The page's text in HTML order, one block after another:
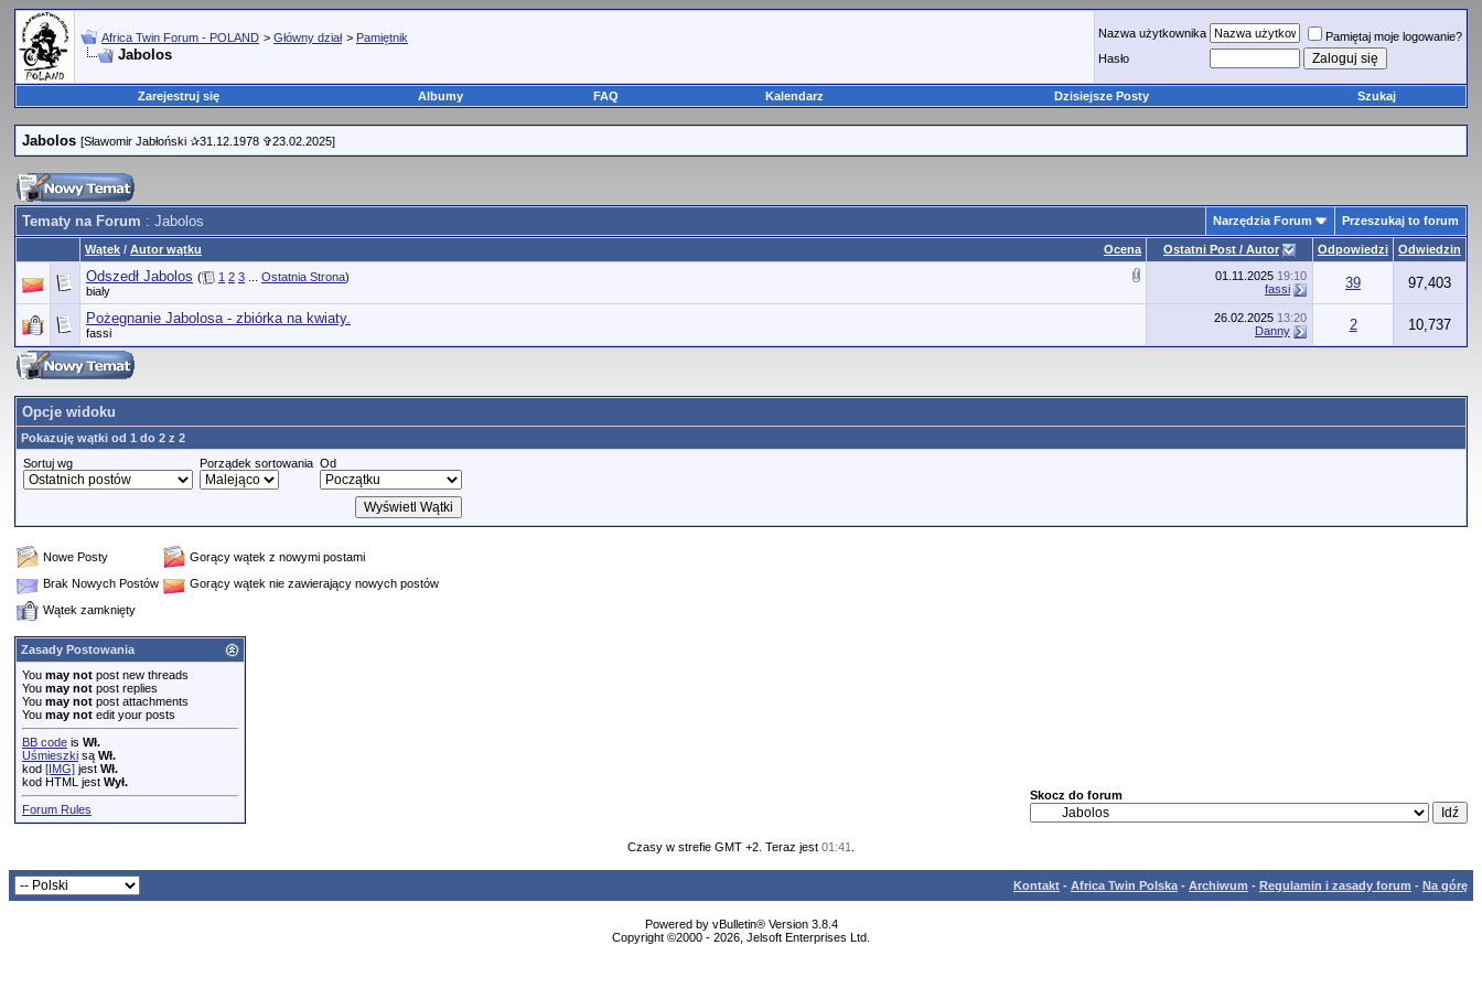
Africa Twin Forum - POLAND > Główny dział > Pamiętnik
Jabolos
Nazwa użytkownika
Pamiętaj moje logowanie?
Hasło
Zarejestruj się Albumy FAQ Kalendarz Dzisiejsze Posty Szukaj
Jabolos [Sławomir Jabłoński ✰31.12.1978 ✞23.02.2025]
Tematy na Forum : Jabolos Narzędzia Forum Przeszukaj to forum
Ocena
Wątek / Autor wątku Ostatni Post / Autor Odpowiedzi Odwiedzin
Odszedł Jabolos ( 1 2 3 Ostatnia Strona)
bialy
01.11.2025 19:10
fassi
39 97,403
Pożegnanie Jabolosa - zbiórka na kwiaty.
fassi
26.02.2025 13:20
Danny
2 10,737
Opcje widoku
Pokazuję wątki od 1 do 2 z 2
Sortuj wg
Porządek sortowania Od
Nowe Posty
Gorący wątek z nowymi postami
Brak Nowych Postów
Gorący wątek nie zawierający nowych postów
Wątek zamknięty
Zasady Postowania
You may not post new threads
You may not post replies
You may not post attachments
You may not edit your posts
BB code is Wł.
Uśmieszki są Wł.
kod [IMG] jest Wł.
kod HTML jest Wył.
Forum Rules
Skocz do forum
Czasy w strefie GMT +2. Teraz jest 01:41
Kontakt - Africa Twin Polska - Archiwum - Regulamin i zasady forum - Na górę
Powered by vBulletin® Version 3.8.4
Copyright ©2000 - 2026, Jelsoft Enterprises Ltd.